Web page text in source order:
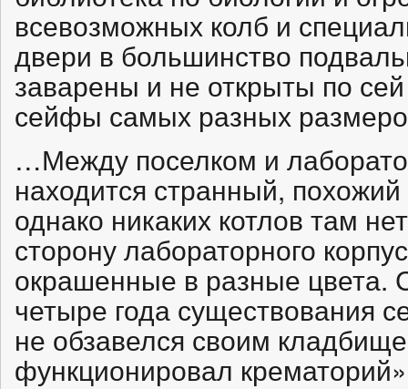
всевозможных колб и
двери в большинство
заварены и не открыты по
сейфы самых разных
…Между поселком и
находится странный,
однако никаких котлов там
сторону лабораторного
окрашенные в разные цвета.
четыре года существования
не обзавелся своим
функционировал